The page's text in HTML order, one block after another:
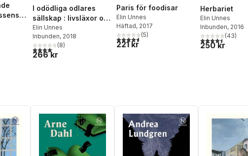
&
Totalt antal röster:
I odödliga odlares
sällskap : livsläxor och
botaniska tricks
Elin Unnes
Inbunden, 2018
4,1utav 5 stjärnor. Totalt antal röster:
(8)
266 kr
Paris för foodisar
Elin Unnes
Häftad, 2017
4,6utav 5 stjärnor. Totalt antal röster:
(5)
221 kr
Herbariet
Elin Unnes
Inbunden, 2016
4,5utav 5(43)
250 kr